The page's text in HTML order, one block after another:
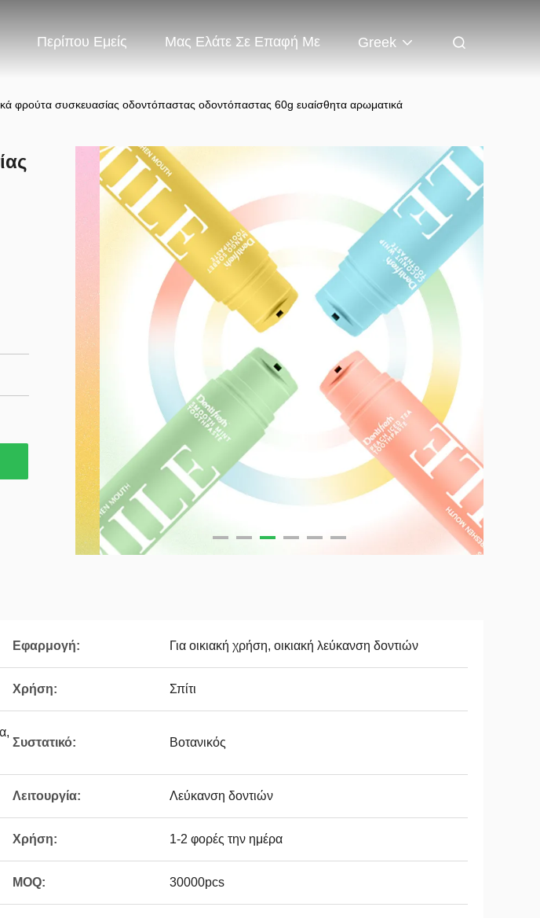
Περίπου Εμείς Μας Ελάτε Σε Επαφή Με Greek
φρούτα συσκευασίας οδοντόπαστας οδοντόπαστας 60g ευαίσθητα αρωματικά
Εφαρμογή: Για οικιακή χρήση, οικιακή λεύκανση δοντιών
Χρήση: Σπίτι
Συστατικό: Βοτανικός
Λειτουργία: Λεύκανση δοντιών
Χρήση: 1-2 φορές την ημέρα
MOQ: 30000pcs